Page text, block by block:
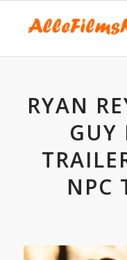
RYAN
GUY
NPC